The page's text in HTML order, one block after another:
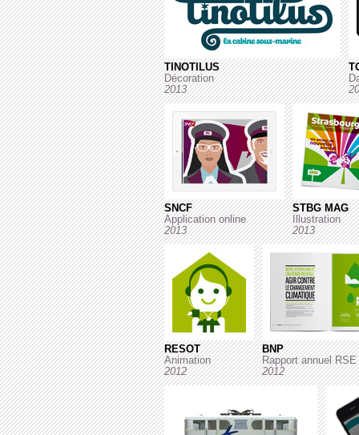
TINOTILUS
Décoration
2013
SNCF
Application online
2013
STBG MAG
Illustration
2013
RESOT
Animation
2012
BNP
Rapport annuel RSE
2012